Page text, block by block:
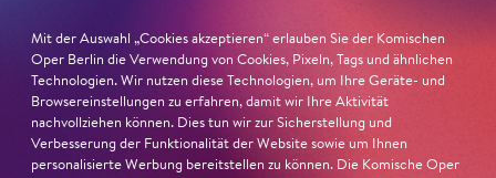
Mit der Auswahl „Cookies akzeptieren“ erlauben Sie der Komischen
Oper Berlin die Verwendung von Cookies, Pixeln, Tags und ähnlichen
Technologien. Wir nutzen diese Technologien, um Ihre Geräte- und
Browsereinstellungen zu erfahren, damit wir Ihre Aktivität
nachvollziehen können. Dies tun wir zur Sicherstellung und
Verbesserung der Funktionalität der Website sowie um Ihnen
personalisierte Werbung bereitstellen zu können. Die Komische Oper